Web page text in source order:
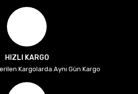
HIZLI KARGO
Kargolarda Aynı Gün Kargo